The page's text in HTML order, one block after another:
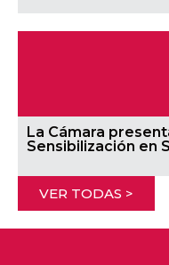
La Cámara
Sensibilización en
VER TODAS >